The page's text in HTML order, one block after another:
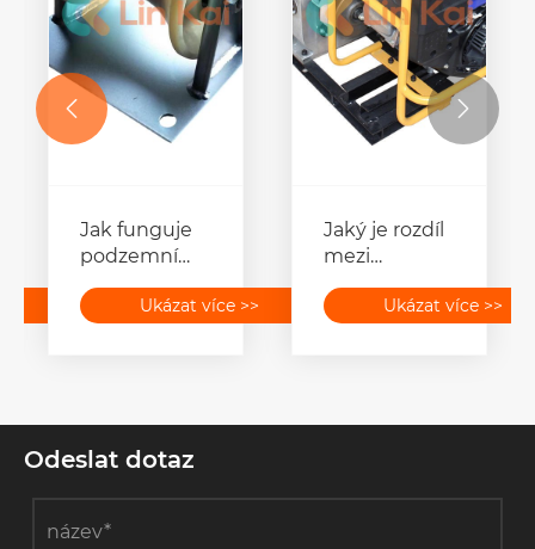
Jak funguje
podzemní
válec? Ukázat více >>
Jaký je rozdíl
mezi
poháněnýmUkázat více >>
 
Odeslat dotaz